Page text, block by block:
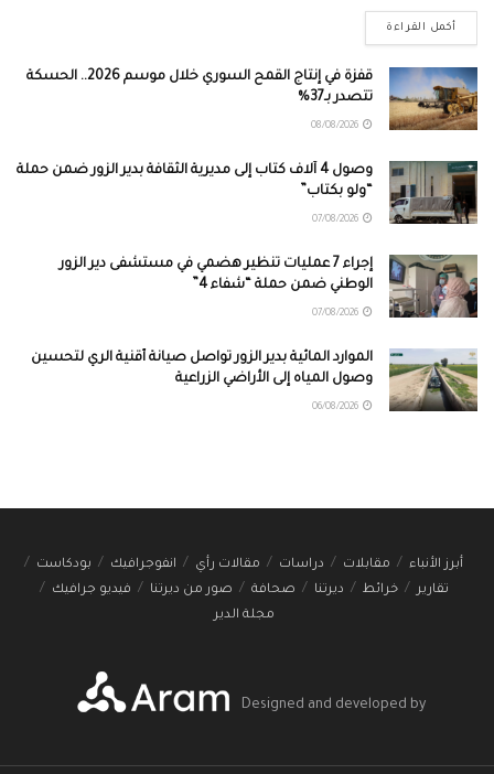
أكمل القراءة
قفزة في إنتاج القمح السوري خلال موسم 2026.. الحسكة
تتصدر بـ37%
وصول 4 آلاف كتاب إلى مديرية الثقافة بدير الزور ضمن حملة
“ولو بكتاب”
إجراء 7 عمليات تنظير هضمي في مستشفى دير الزور
الوطني ضمن حملة “شفاء 4”
الموارد المائية بدير الزور تواصل صيانة أقنية الري لتحسين
وصول المياه إلى الأراضي الزراعية
أبرز الأنباء مقابلات دراسات مقالات رأي انفوجرافيك
بودكاست
تقارير
خرائط ديرتنا صحافة صور من ديرتنا
فيديو جرافيك
مجلة الدير
Designed and developed by